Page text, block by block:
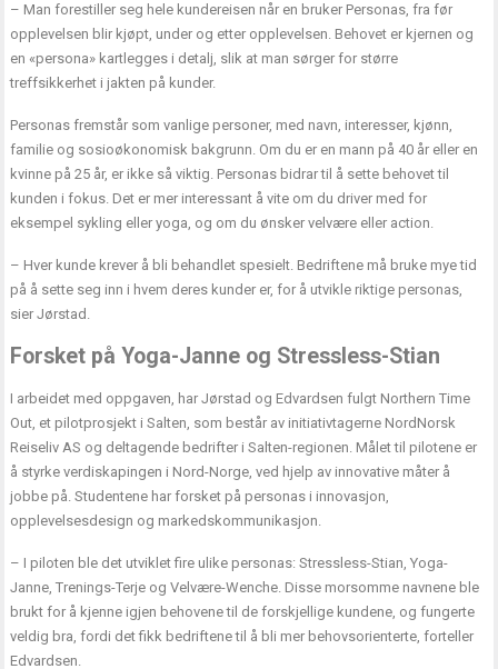
– Man forestiller seg hele kundereisen når en bruker Personas, fra før
opplevelsen blir kjøpt, under og etter opplevelsen. Behovet er kjernen og
en «persona» kartlegges i detalj, slik at man sørger for større
treffsikkerhet i jakten på kunder.
Personas fremstår som vanlige personer, med navn, interesser, kjønn,
familie og sosioøkonomisk bakgrunn. Om du er en mann på 40 år eller en
kvinne på 25 år, er ikke så viktig. Personas bidrar til å sette behovet til
kunden i fokus. Det er mer interessant å vite om du driver med for
eksempel sykling eller yoga, og om du ønsker velvære eller action.
– Hver kunde krever å bli behandlet spesielt. Bedriftene må bruke mye tid
på å sette seg inn i hvem deres kunder er, for å utvikle riktige personas,
sier Jørstad.
Forsket på Yoga-Janne og Stressless-Stian
I arbeidet med oppgaven, har Jørstad og Edvardsen fulgt Northern Time
Out, et pilotprosjekt i Salten, som består av initiativtagerne NordNorsk
Reiseliv AS og deltagende bedrifter i Salten-regionen. Målet til pilotene er
å styrke verdiskapingen i Nord-Norge, ved hjelp av innovative måter å
jobbe på. Studentene har forsket på personas i innovasjon,
opplevelsesdesign og markedskommunikasjon.
– I piloten ble det utviklet fire ulike personas: Stressless-Stian, Yoga-
Janne, Trenings-Terje og Velvære-Wenche. Disse morsomme navnene ble
brukt for å kjenne igjen behovene til de forskjellige kundene, og fungerte
veldig bra, fordi det fikk bedriftene til å bli mer behovsorienterte, forteller
Edvardsen.